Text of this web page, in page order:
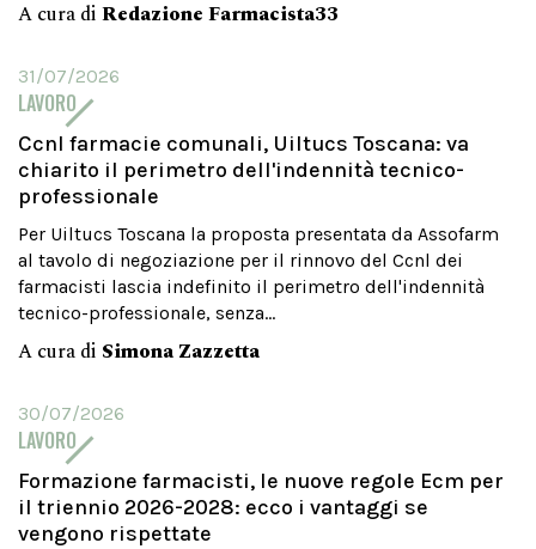
A cura di Redazione Farmacista33
31/07/2026
LAVORO
Ccnl farmacie comunali, Uiltucs Toscana: va
chiarito il perimetro dell'indennità tecnico-
professionale
Per Uiltucs Toscana la proposta presentata da Assofarm
al tavolo di negoziazione per il rinnovo del Ccnl dei
farmacisti lascia indefinito il perimetro dell'indennità
tecnico-professionale, senza...
A cura di Simona Zazzetta
30/07/2026
LAVORO
Formazione farmacisti, le nuove regole Ecm per
il triennio 2026-2028: ecco i vantaggi se
vengono rispettate